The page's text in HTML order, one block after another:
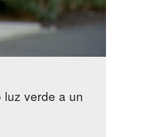
luz verde a un